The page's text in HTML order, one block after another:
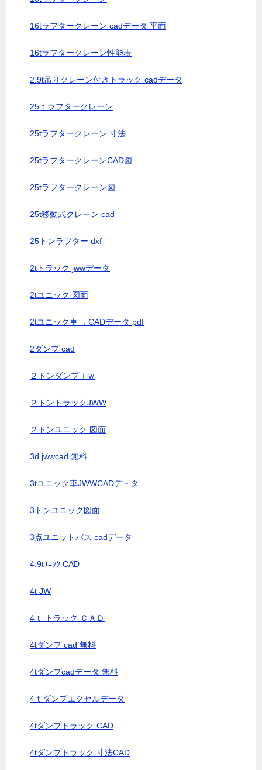
16tラフタークレーン cadデータ 平面
16tラフタークレーン性能表
2.9t吊りクレーン付きトラック cadデータ
25ｔラフタークレーン
25tラフタークレーン 寸法
25tラフタークレーンCAD図
25tラフタークレーン図
25t移動式クレーン cad
25トンラフター dxf
2tトラック jwwデータ
2tユニック 図面
2tユニック車 ，CADデータ pdf
2ダンプ cad
２トンダンプｊｗ
２トントラックJWW
２トンユニック 図面
3d jwwcad 無料
3tユニック車JWWCADデ－タ
3トンユニック図面
3点ユニットバス cadデータ
4.9tﾕﾆｯｸ CAD
4t JW
4ｔ トラック ＣＡＤ
4tダンプ cad 無料
4tダンプcadデータ 無料
4ｔダンプエクセルデータ
4tダンプトラック CAD
4tダンプトラック 寸法CAD